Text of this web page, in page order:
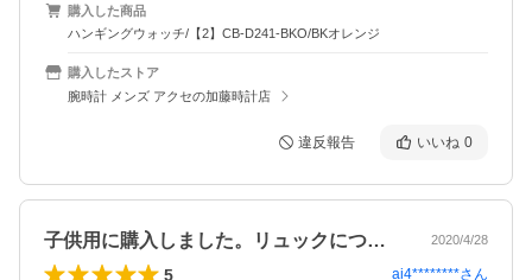
購入した商品
ハンギングウォッチ/【2】CB-D241-BKO/BKオレンジ
購入したストア
腕時計 メンズ アクセの加藤時計店
違反報告 いいね 0
子供用に購入しました。リュックにつけ、… 2020/4/28
5 ai4********さん